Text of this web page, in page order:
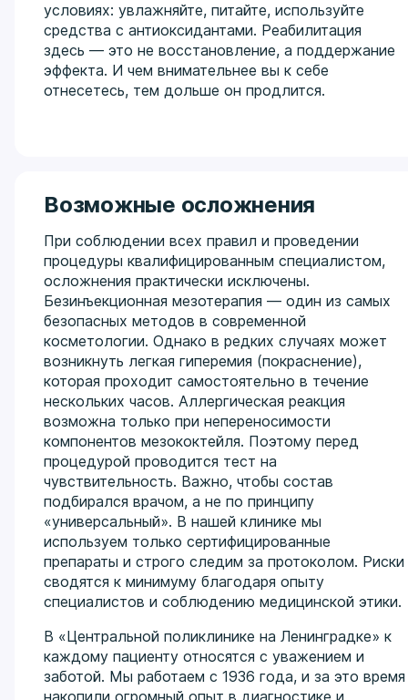
условиях: увлажняйте, питайте, используйте
средства с антиоксидантами. Реабилитация
здесь — это не восстановление, а поддержание
эффекта. И чем внимательнее вы к себе
отнесетесь, тем дольше он продлится.
Возможные осложнения
При соблюдении всех правил и проведении
процедуры квалифицированным специалистом,
осложнения практически исключены.
Безинъекционная мезотерапия — один из самых
безопасных методов в современной
косметологии. Однако в редких случаях может
возникнуть легкая гиперемия (покраснение),
которая проходит самостоятельно в течение
нескольких часов. Аллергическая реакция
возможна только при непереносимости
компонентов мезококтейля. Поэтому перед
процедурой проводится тест на
чувствительность. Важно, чтобы состав
подбирался врачом, а не по принципу
«универсальный». В нашей клинике мы
используем только сертифицированные
препараты и строго следим за протоколом. Риски
сводятся к минимуму благодаря опыту
специалистов и соблюдению медицинской этики.
В «Центральной поликлинике на Ленинградке» к
каждому пациенту относятся с уважением и
заботой. Мы работаем с 1936 года, и за это время
накопили огромный опыт в диагностике и